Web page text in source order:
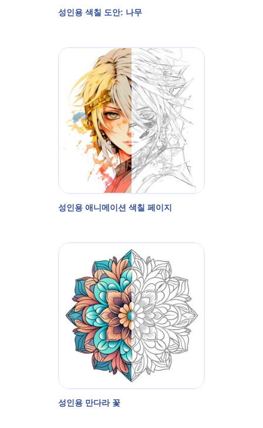
성인용 색칠 도안: 나무
성인용 애니메이션 색칠 페이지
성인용 만다라 꽃